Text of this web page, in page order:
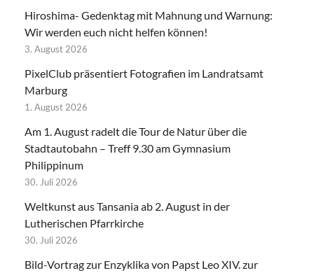
Hiroshima- Gedenktag mit Mahnung und Warnung:
Wir werden euch nicht helfen können!
3. August 2026
PixelClub präsentiert Fotografien im Landratsamt
Marburg
1. August 2026
Am 1. August radelt die Tour de Natur über die
Stadtautobahn – Treff 9.30 am Gymnasium
Philippinum
30. Juli 2026
Weltkunst aus Tansania ab 2. August in der
Lutherischen Pfarrkirche
30. Juli 2026
Bild-Vortrag zur Enzyklika von Papst Leo XIV. zur